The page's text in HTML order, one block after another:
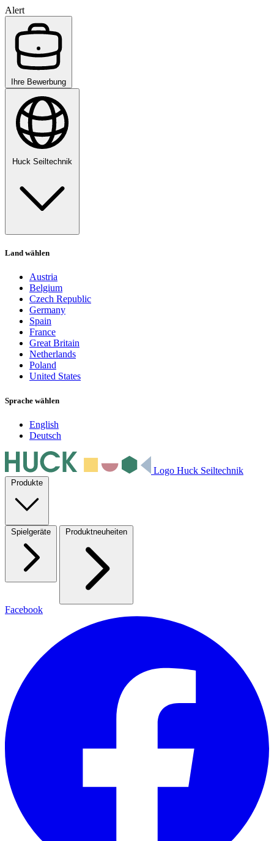
Alert
Ihre Bewerbung
Huck Seiltechnik
Land wählen
Austria
Belgium
Czech Republic
Germany
Spain
France
Great Britain
Netherlands
Poland
United States
Sprache wählen
English
Deutsch
Logo Huck Seiltechnik
Produkte
Spielgeräte Produktneuheiten
Facebook